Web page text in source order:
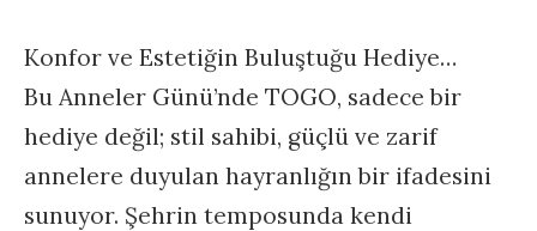
Konfor ve Estetiğin Buluştuğu Hediye…
Bu Anneler Günü’nde TOGO, sadece bir
hediye değil; stil sahibi, güçlü ve zarif
annelere duyulan hayranlığın bir ifadesini
sunuyor. Şehrin temposunda kendi